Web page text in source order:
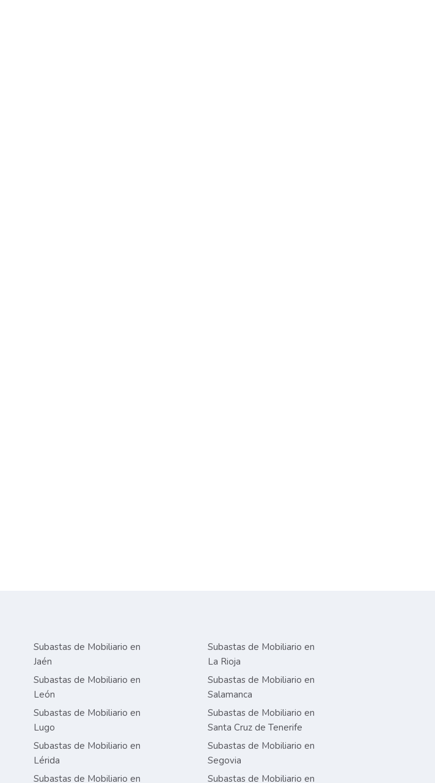
Subastas de Mobiliario en
Jaén
Subastas de Mobiliario en
León
Subastas de Mobiliario en
Lugo
Subastas de Mobiliario en
Lérida
Subastas de Mobiliario en
Subastas de Mobiliario en
La Rioja
Subastas de Mobiliario en
Salamanca
Subastas de Mobiliario en
Santa Cruz de Tenerife
Subastas de Mobiliario en
Segovia
Subastas de Mobiliario en